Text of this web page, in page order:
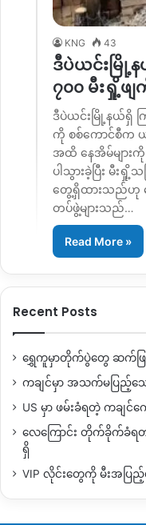
KNG 43
ဒီပဲယင်းမြို့
၇၀၀ မီးရှို့ဖ
ဒီပဲယင်းမြို့နယ်ရှိ က
ကို စစ်ကောင်စီက ယ
အထိ နေအိမ်များကို
ပါသွားခဲ့ပြီး မီး
တွေ့ရှိထားသည်ဟု ဒ
တပ်ဖွဲ့များသည်…
Read More »
Recent Posts
ရွှေကူမှာတိုက်ပွဲတွေ ဆက်ဖြ
ကချင်မှာ အသက်မပြည့်သ
US မှာ ဖမ်းခံရတဲ့ ကချင်
လေကြောင်း တိုက်ခိုက်ခံရ
ရှိ
VIP လိုင်းတွေကို မီးအပြည့်